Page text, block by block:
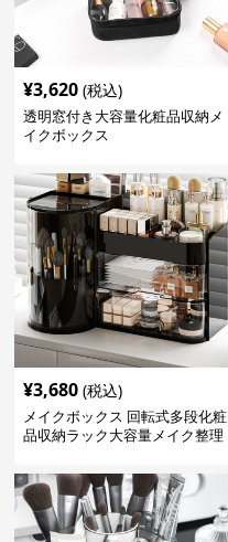
¥3,620 (税込)
透明窓付き大容量化粧品収納メ
イクボックス
¥3,680 (税込)
メイクボックス 回転式多段化粧
品収納ラック大容量メイク整理